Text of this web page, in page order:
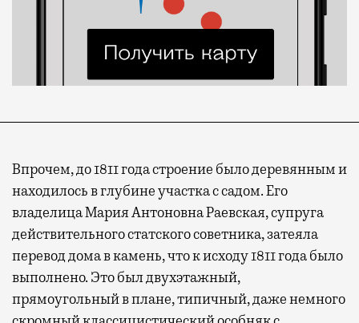
Впрочем, до 1811 года строение было деревянным и
находилось в глубине участка с садом. Его
владелица Мария Антоновна Раевская, супруга
действительного статского советника, затеяла
перевод дома в камень, что к исходу 1811 года было
выполнено. Это был двухэтажный,
прямоугольный в плане, типичный, даже немного